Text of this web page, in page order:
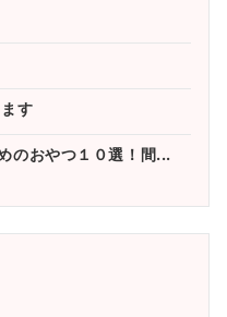
す
のおやつ１０選！間...